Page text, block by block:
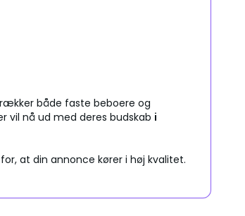
både faste beboere og
vil nå ud med deres budskab i
at din annonce kører i høj kvalitet.